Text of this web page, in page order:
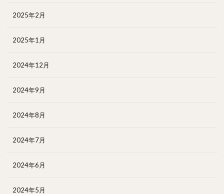
2025年2月
2025年1月
2024年12月
2024年9月
2024年8月
2024年7月
2024年6月
2024年5月